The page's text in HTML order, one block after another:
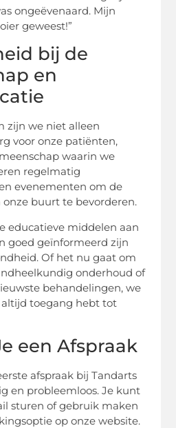
ongeëvenaard. Mijn
geweest!”
bij de
en
zijn we niet alleen
voor onze patiënten,
waarin we
regelmatig
evenementen om de
buurt te bevorderen.
educatieve middelen aan
goed geïnformeerd zijn
Of het nu gaat om
onderhoud of
behandelingen, we
toegang hebt tot
een Afspraak
afspraak bij Tandarts
en probleemloos. Je kunt
sturen of gebruik maken
op onze website.